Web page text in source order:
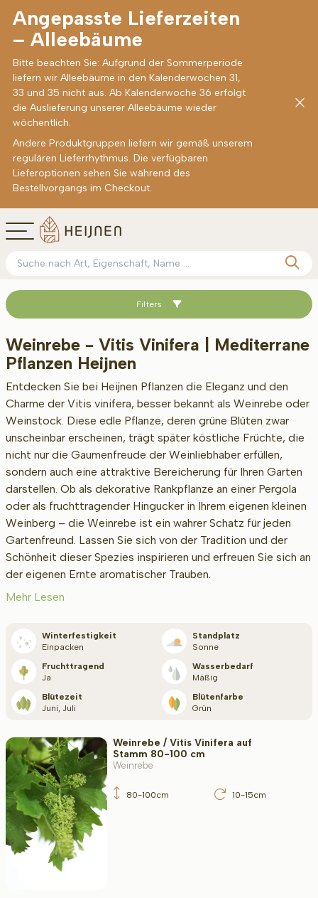
Angepasste Lieferzeiten
– Alleebäume
Bitte beachten Sie: Aufgrund der Sommerperiode
liefern wir Alleebäume in den Kalenderwochen 31,
33 und 35 nicht aus. Ab Kalenderwoche 36 erfolgt
die Auslieferung unserer Alleebäume wieder
wöchentlich.
Andere Produktgruppen liefern wir gemäß unserem
regulären Lieferrhythmus. Die verfügbaren
Lieferoptionen sehen Sie während des
Bestellvorgangs im Checkout.
Sortieren nach
Beschikbaar
Höhe inkl. Topf (cm)
Umfang des Stamms (cm)
Typ
Blütezeit
Filter toepassen
Filters
Weinrebe - Vitis Vinifera | Mediterrane
Pflanzen Heijnen
Entdecken Sie bei Heijnen Pflanzen die Eleganz und den
Charme der Vitis vinifera, besser bekannt als Weinrebe oder
Weinstock. Diese edle Pflanze, deren grüne Blüten zwar
unscheinbar erscheinen, trägt später köstliche Früchte, die
nicht nur die Gaumenfreude der Weinliebhaber erfüllen,
sondern auch eine attraktive Bereicherung für Ihren Garten
darstellen. Ob als dekorative Rankpflanze an einer Pergola
oder als fruchttragender Hingucker in Ihrem eigenen kleinen
Weinberg – die Weinrebe ist ein wahrer Schatz für jeden
Gartenfreund. Lassen Sie sich von der Tradition und der
Schönheit dieser Spezies inspirieren und erfreuen Sie sich an
der eigenen Ernte aromatischer Trauben.
Mehr Lesen
Winterfestigkeit
Einpacken
Standplatz
Sonne
Fruchttragend
Ja
Wasserbedarf
Mäßig
Blütezeit
Juni, Juli
Blütenfarbe
Grün
Weinrebe / Vitis Vinifera auf
Stamm 80-100 cm
Weinrebe
80-100cm 10-15cm